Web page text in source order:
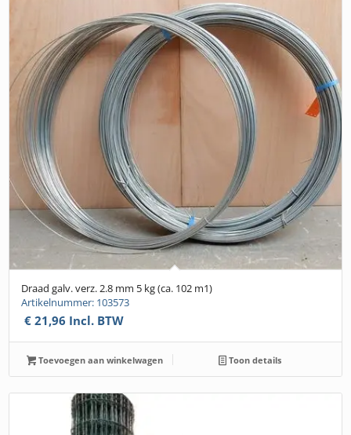
Draad galv. verz. 2.8 mm 5 kg (ca. 102 m1)
Artikelnummer: 103573
€ 21,96 Incl. BTW
Toevoegen aan winkelwagen Toon details